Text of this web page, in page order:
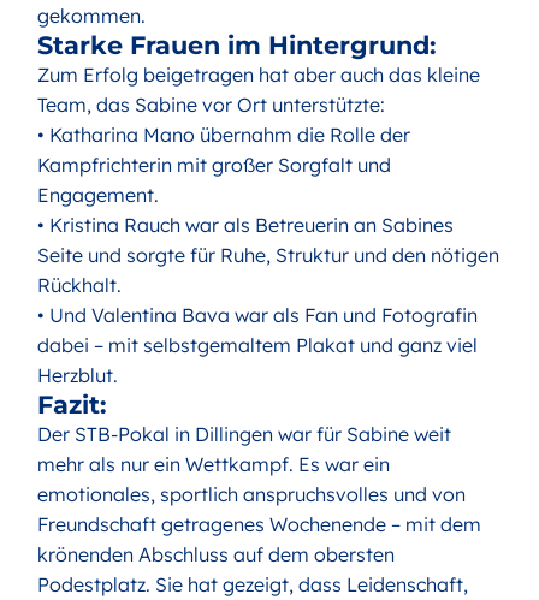
gekommen.
Starke Frauen im Hintergrund:
Zum Erfolg beigetragen hat aber auch das kleine
Team, das Sabine vor Ort unterstützte:
• Katharina Mano übernahm die Rolle der
Kampfrichterin mit großer Sorgfalt und
Engagement.
• Kristina Rauch war als Betreuerin an Sabines
Seite und sorgte für Ruhe, Struktur und den nötigen
Rückhalt.
• Und Valentina Bava war als Fan und Fotografin
dabei – mit selbstgemaltem Plakat und ganz viel
Herzblut.
Fazit:
Der STB-Pokal in Dillingen war für Sabine weit
mehr als nur ein Wettkampf. Es war ein
emotionales, sportlich anspruchsvolles und von
Freundschaft getragenes Wochenende – mit dem
krönenden Abschluss auf dem obersten
Podestplatz. Sie hat gezeigt, dass Leidenschaft,